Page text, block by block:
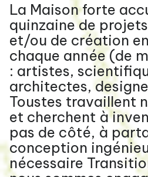
La Maison forte
quinzaine de
et/ou de création
chaque année (de
: artistes,
architectes,
Toustes travaillent
et cherchent à
pas de côté, à
conception
nécessaire